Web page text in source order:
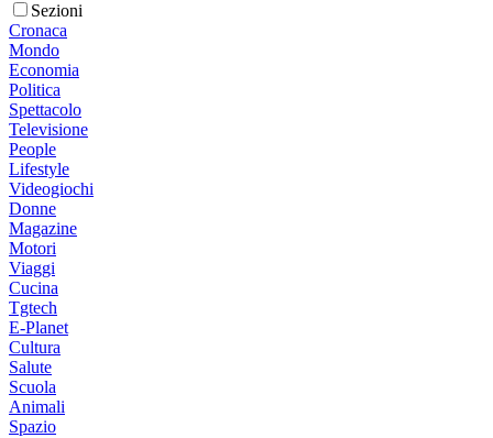
Sezioni
Cronaca
Mondo
Economia
Politica
Spettacolo
Televisione
People
Lifestyle
Videogiochi
Donne
Magazine
Motori
Viaggi
Cucina
Tgtech
E-Planet
Cultura
Salute
Scuola
Animali
Spazio